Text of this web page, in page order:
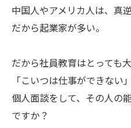
中国人やアメリカ人は、真逆
だから起業家が多い。
だから社員教育はとっても大
「こいつは仕事ができない
個人面談をして、その人の
ですか？